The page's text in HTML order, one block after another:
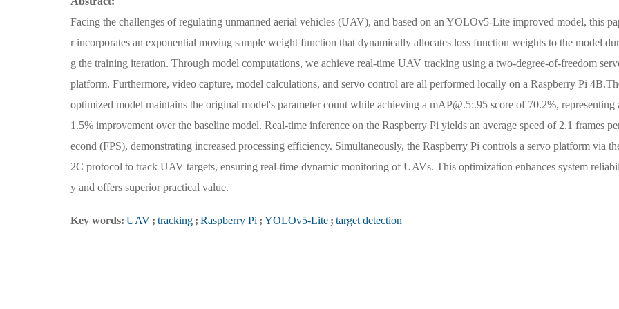
Facing the challenges of regulating unmanned aerial vehicles (UAV), and based on an YOLOv5-Lite improved model, this
r incorporates an exponential moving sample weight function that dynamically allocates loss function weights to the model
g the training iteration. Through model computations, we achieve real-time UAV tracking using a two-degree-of-freedom
platform. Furthermore, video capture, model calculations, and servo control are all performed locally on a Raspberry Pi
optimized model maintains the original model's parameter count while achieving a mAP@.5:.95 score of 70.2%, representing
1.5% improvement over the baseline model. Real-time inference on the Raspberry Pi yields an average speed of 2.1 frames
econd (FPS), demonstrating increased processing efficiency. Simultaneously, the Raspberry Pi controls a servo platform via
2C protocol to track UAV targets, ensuring real-time dynamic monitoring of UAVs. This optimization enhances system
y and offers superior practical value.
Key words: UAV ; tracking ; Raspberry Pi ; YOLOv5-Lite ; target detection